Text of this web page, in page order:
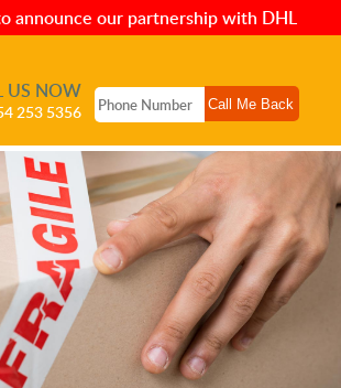
announce our partnership with DHL
US NOW
253 5356